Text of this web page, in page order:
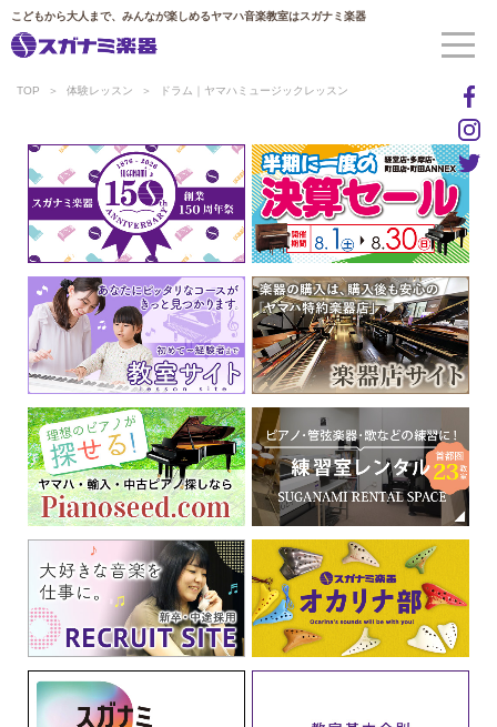
こどもから大人まで、みんなが楽しめるヤマハ音楽教室はスガナミ楽器
TOP 体験レッスン ドラム｜ヤマハミュージックレッスン